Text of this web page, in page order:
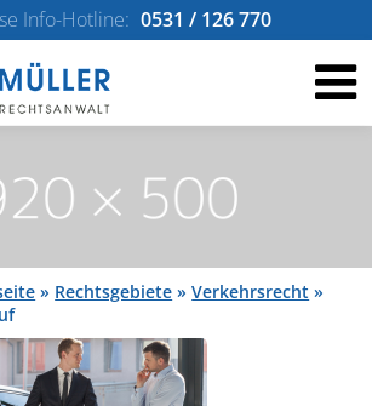
Info-Hotline: 0531 / 126 770
» Rechtsgebiete »Verkehrsrecht »